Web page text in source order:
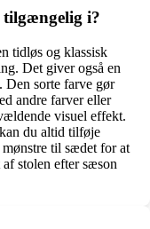
tilgængelig i?
tidløs og klassisk
Det giver også en
Den sorte farve gør
andre farver eller
visuel effekt.
du altid tilføje
til sædet for at
stolen efter sæson